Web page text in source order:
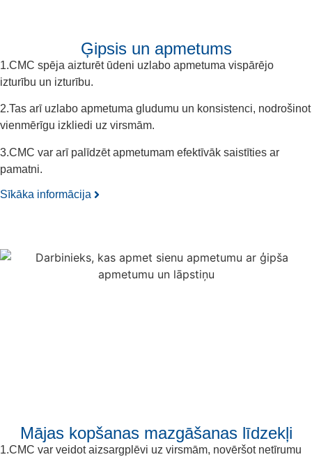
Ģipsis un apmetums
1.CMC spēja aizturēt ūdeni uzlabo apmetuma vispārējo
izturību un izturību.
2.Tas arī uzlabo apmetuma gludumu un konsistenci, nodrošinot
vienmērīgu izkliedi uz virsmām.
3.CMC var arī palīdzēt apmetumam efektīvāk saistīties ar
pamatni.
Sīkāka informācija
Mājas kopšanas mazgāšanas līdzekļi
1.CMC var veidot aizsargplēvi uz virsmām, novēršot netīrumu